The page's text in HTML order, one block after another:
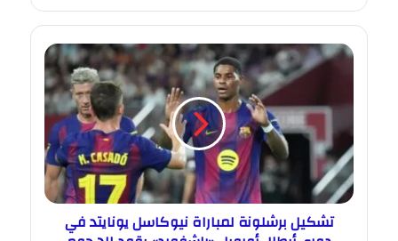
تشكيل برشلونة لمباراة نيوكاسل يونايتد في